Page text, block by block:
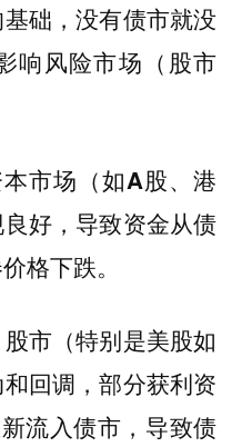
础，没有债市就没
响风险市场（股市
市场（如A股、港
好，导致资金从债
格下跌。
股市（特别是美股如
回调，部分获利资
流入债市，导致债